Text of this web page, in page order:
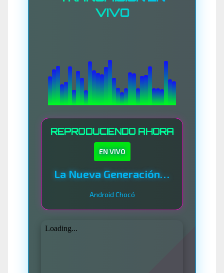
VIVO
REPRODUCIENDO AHORA
EN VIVO
La Nueva Generación Del Sistema
Android Chocó